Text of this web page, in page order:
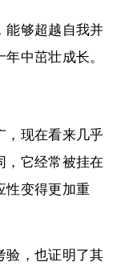
能够超越自我并
中茁壮成长。
，现在看来几乎
，它经常被挂在
性变得更加重
验，也证明了其